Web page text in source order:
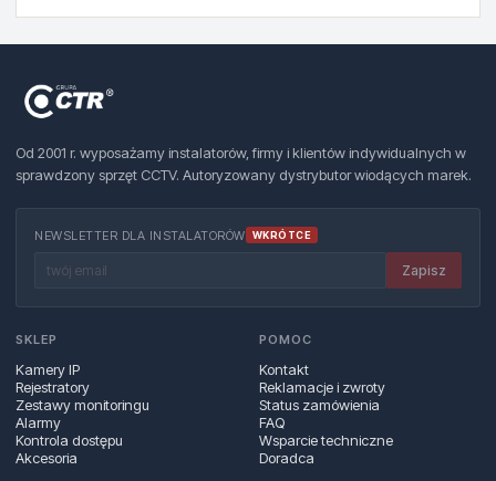
Od 2001 r. wyposażamy instalatorów, firmy i klientów indywidualnych w
sprawdzony sprzęt CCTV. Autoryzowany dystrybutor wiodących marek.
NEWSLETTER DLA INSTALATORÓW WKRÓTCE
Zapisz
SKLEP
Kamery IP
Rejestratory
Zestawy monitoringu
Alarmy
Kontrola dostępu
Akcesoria
POMOC
Kontakt
Reklamacje i zwroty
Status zamówienia
FAQ
Wsparcie techniczne
Doradca